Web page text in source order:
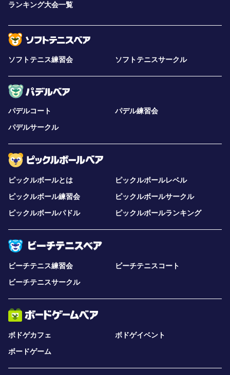
ランキング大会一覧
ソフトテニス練習会 ソフトテニスサークル
パデルコート
パデル練習会
パデルサークル
ピックルボールとは
ピックルボールレベル
ピックルボール練習会
ピックルボールサークル
ピックルボールパドル
ピックルボールランキング
ビーチテニス練習会
ビーチテニスコート
ビーチテニスサークル
ボドゲカフェ
ボドゲイベント
ボードゲーム